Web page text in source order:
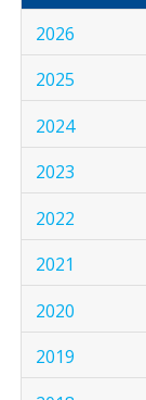
2026
2025
2024
2023
2022
2021
2020
2019